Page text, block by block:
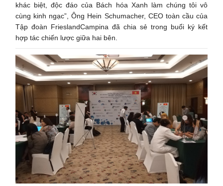
khác biệt, độc đáo của Bách hóa Xanh làm chúng tôi vô
cùng kinh ngạc”, Ông Hein Schumacher, CEO toàn cầu của
Tập đoàn FrieslandCampina đã chia sẻ trong buổi ký kết
hợp tác chiến lược giữa hai bên.